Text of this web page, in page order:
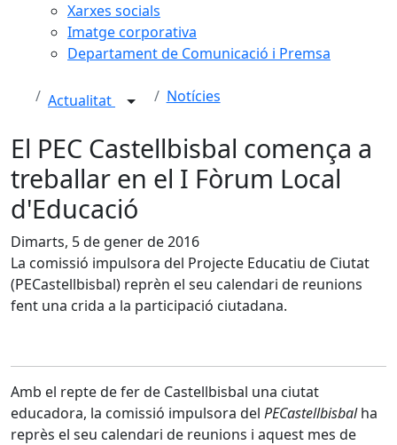
Xarxes socials
Imatge corporativa
Departament de Comunicació i Premsa
Actualitat Notícies
El PEC Castellbisbal comença a
treballar en el I Fòrum Local
d'Educació
Dimarts, 5 de gener de 2016
La comissió impulsora del Projecte Educatiu de Ciutat
(PECastellbisbal) reprèn el seu calendari de reunions
fent una crida a la participació ciutadana.
Amb el repte de fer de Castellbisbal una ciutat
educadora, la comissió impulsora del PECastellbisbalha
reprès el seu calendari de reunions i aquest mes de